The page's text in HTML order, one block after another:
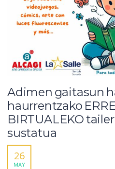
Adimen gaitasun
haurrentzako
BIRTUALEKO
sustatua
26
MAY